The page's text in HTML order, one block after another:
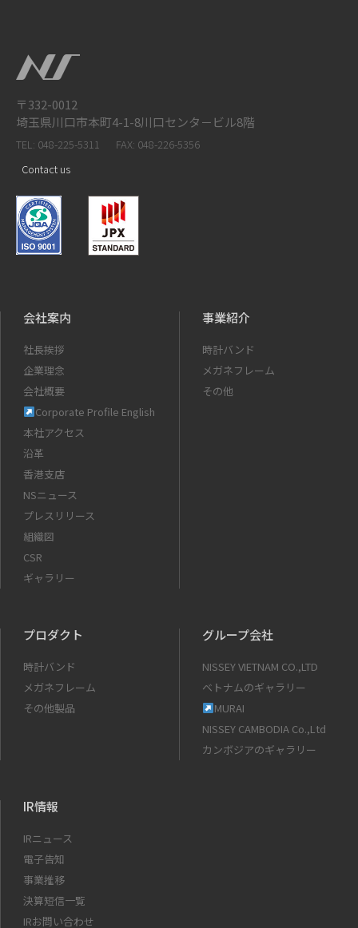
〒332-0012
埼玉県川口市本町4-1-8川口センタ－ビル8階
TEL: 048-225-5311
FAX: 048-226-5356
Contact us
会社案内
社長挨拶
企業理念
会社概要
Corporate Profile English
本社アクセス
沿革
香港支店
NSニュース
プレスリリース
組織図
CSR
ギャラリー
事業紹介
時計バンド
メガネフレーム
その他
プロダクト
時計バンド
メガネフレーム
その他製品
グループ会社
NISSEY VIETNAM CO.,LTD
ベトナムのギャラリー
MURAI
NISSEY CAMBODIA Co.,Ltd
カンボジアのギャラリー
IR情報
IRニュース
電子告知
事業推移
決算短信一覧
IRお問い合わせ